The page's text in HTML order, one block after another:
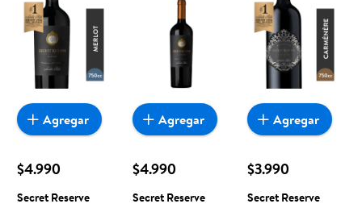
$4.990
Secret Reserve
Agregar
$4.990
Secret Reserve
Agregar
$3.990
Secret Reserve
Agregar